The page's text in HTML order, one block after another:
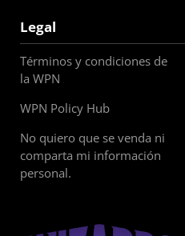
Legal
Términos y condiciones de
la WPN
WPN Policy Hub
No quiero que se venda ni
comparta mi información
personal.